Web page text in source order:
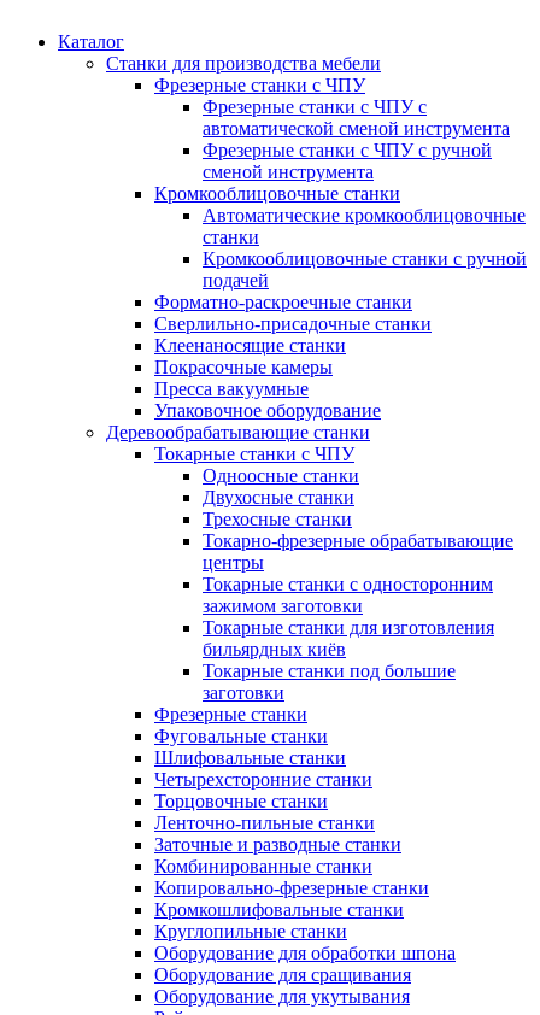
Каталог
Станки для производства мебели
Фрезерные станки с ЧПУ
Фрезерные станки с ЧПУ с
автоматической сменой инструмента
Фрезерные станки с ЧПУ с ручной
сменой инструмента
Кромкооблицовочные станки
Автоматические кромкооблицовочные
станки
Кромкооблицовочные станки с ручной
подачей
Форматно-раскроечные станки
Сверлильно-присадочные станки
Клеенаносящие станки
Покрасочные камеры
Пресса вакуумные
Упаковочное оборудование
Деревообрабатывающие станки
Токарные станки с ЧПУ
Одноосные станки
Двухосные станки
Трехосные станки
Токарно-фрезерные обрабатывающие
центры
Токарные станки с односторонним
зажимом заготовки
Токарные станки для изготовления
бильярдных киёв
Токарные станки под большие
заготовки
Фрезерные станки
Фуговальные станки
Шлифовальные станки
Четырехсторонние станки
Торцовочные станки
Ленточно-пильные станки
Заточные и разводные станки
Комбинированные станки
Копировально-фрезерные станки
Кромкошлифовальные станки
Круглопильные станки
Оборудование для обработки шпона
Оборудование для сращивания
Оборудование для укутывания